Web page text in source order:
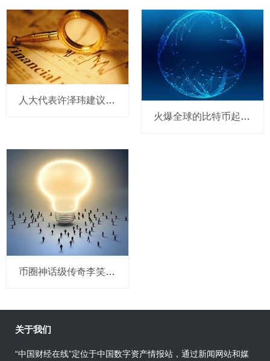
人大代表许泽玮建议严打比特币 同时对海外比特币投机进行监管
火爆全球的比特币起伏不定 暴跌进入死亡交叉
币圈神话级传奇李笑来的失败与骂名
关于我们
“中国财经在线”定位于中国数字资产情报站，通过新闻网站和媒